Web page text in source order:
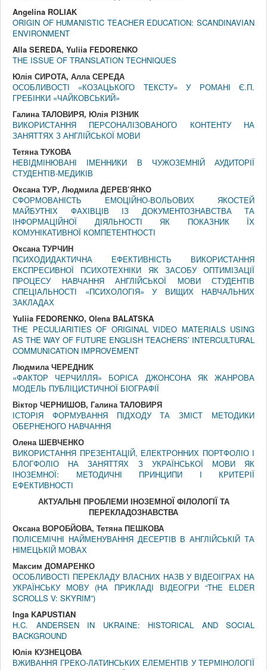
Angelina ROLIAK
ORIGIN OF HUMANISTIC TEACHER EDUCATION: SCANDINAVIAN
ENVIRONMENT
Alla SEREDA, Yuliia FEDORENKO
THE ISSUE OF TRANSLATION TECHNIQUES
Юлія СИРОТА, Алла СЕРЕДА
ОСОБЛИВОСТІ «КОЗАЦЬКОГО ТЕКСТУ» У РОМАНІ Є.П.
ГРЕБІНКИ «ЧАЙКОВСЬКИЙ»
Галина ТАЛОВИРЯ, Юлія РІЗНИК
ВИКОРИСТАННЯ ПЕРСОНАЛІЗОВАНОГО КОНТЕНТУ НА
ЗАНЯТТЯХ З АНГЛІЙСЬКОЇ МОВИ
Тетяна ТУКОВА
НЕВІДМІНЮВАНІ ІМЕННИКИ В ЧУЖОЗЕМНІЙ АУДИТОРІЇ
СТУДЕНТІВ-МЕДИКІВ
Оксана ТУР, Людмила ДЕРЕВ’ЯНКО
СФОРМОВАНІСТЬ ЕМОЦІЙНО-ВОЛЬОВИХ ЯКОСТЕЙ
МАЙБУТНІХ ФАХІВЦІВ ІЗ ДОКУМЕНТОЗНАВСТВА ТА
ІНФОРМАЦІЙНОЇ ДІЯЛЬНОСТІ ЯК ПОКАЗНИК ЇХ
КОМУНІКАТИВНОЇ КОМПЕТЕНТНОСТІ
Оксана ТУРЧИН
ПСИХОДИДАКТИЧНА ЕФЕКТИВНІСТЬ ВИКОРИСТАННЯ
ЕКСПРЕСИВНОЇ ПСИХОТЕХНІКИ ЯК ЗАСОБУ ОПТИМІЗАЦІЇ
ПРОЦЕСУ НАВЧАННЯ АНГЛІЙСЬКОЇ МОВИ СТУДЕНТІВ
СПЕЦІАЛЬНОСТІ «ПСИХОЛОГІЯ» У ВИЩИХ НАВЧАЛЬНИХ
ЗАКЛАДАХ
Yuliia FEDORENKO, Olena BALATSKA
THE PECULIARITIES OF ORIGINAL VIDEO MATERIALS USING
AS THE WAY OF FUTURE ENGLISH TEACHERS’ INTERCULTURAL
COMMUNICATION IMPROVEMENT
Людмила ЧЕРЕДНИК
«ФАКТОР ЧЕРЧИЛЛЯ» БОРІСА ДЖОНСОНА ЯК ЖАНРОВА
МОДЕЛЬ ПУБЛІЦИСТИЧНОЇ БІОГРАФІЇ
Віктор ЧЕРНИШОВ, Галина ТАЛОВИРЯ
ІСТОРІЯ ФОРМУВАННЯ ПІДХОДУ ТА ЗМІСТ МЕТОДИКИ
ОБЕРНЕНОГО НАВЧАННЯ
Олена ШЕВЧЕНКО
ВИКОРИСТАННЯ ПРЕЗЕНТАЦІЙ, ЕЛЕКТРОННИХ ПОРТФОЛІО І
БЛОГФОЛІО НА ЗАНЯТТЯХ З УКРАЇНСЬКОЇ МОВИ ЯК
ІНОЗЕМНОЇ: МЕТОДИЧНІ ПРИНЦИПИ І КРИТЕРІЇ
ЕФЕКТИВНОСТІ
АКТУАЛЬНI ПРОБЛЕМИ IНОЗЕМНОЇ ФIЛОЛОГIЇ ТА
ПЕРЕКЛАДОЗНАВСТВА
Оксана ВОРОБЙОВА, Тетяна ПЕШКОВА
ПОЛІСЕМІЧНІ НАЙМЕНУВАННЯ ДЕСЕРТІВ В АНГЛІЙСЬКІЙ ТА
НІМЕЦЬКІЙ МОВАХ
Максим ДОМАРЕНКО
ОСОБЛИВОСТІ ПЕРЕКЛАДУ ВЛАСНИХ НАЗВ У ВІДЕОІГРАХ НА
УКРАЇНСЬКУ МОВУ (НА ПРИКЛАДІ ВІДЕОГРИ “THE ELDER
SCROLLS V: SKYRIM”)
Inga KAPUSTIAN
H.C. ANDERSEN IN UKRAINE: HISTORICAL AND SOCIAL
BACKGROUND
Юлія КУЗНЕЦОВА
ВЖИВАННЯ ГРЕКО-ЛАТИНСЬКИХ ЕЛЕМЕНТІВ У ТЕРМІНОЛОГІЇ